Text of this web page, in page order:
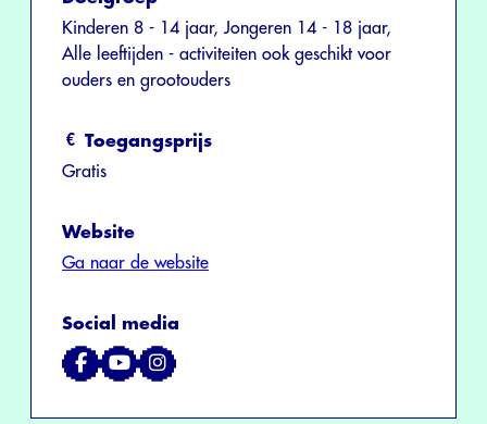
Kinderen 8 - 14 jaar, Jongeren 14 - 18 jaar,
Alle leeftijden - activiteiten ook geschikt voor
ouders en grootouders
Toegangsprijs
Gratis
Website
Ga naar de website
Social media